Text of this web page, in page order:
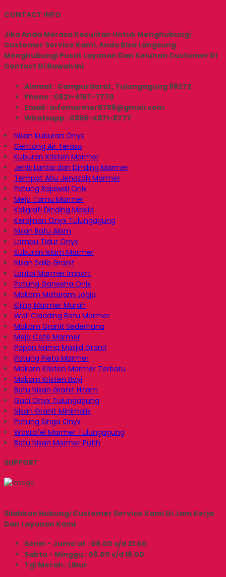
CONTACT INFO
Jika Anda Merasa Kesulitan Untuk Menghubungi
Customer Service Kami, Anda Bisa Langsung
Menghubungi Pusat Layanan Dan Keluhan Customer Di
Contact Di Bawah Ini
Alamat : Campurdarat, Tulungagung 66272
Phone : 0821-4167-7770
Email : infomarmer5758@gmail.com
Whatsapp : 0856-4971-8777
Nisan Kuburan Onyx
Gentong Air Teraso
Kuburan Kristen Marmer
Jenis Lantai dan Dinding Marmer
Tempat Abu Jenazah Marmer
Patung Rajawali Onix
Meja Tamu Marmer
Kaligrafi Dinding Masjid
Kerajinan Onyx Tulungagung
Nisan Batu Alam
Lampu Tidur Onyx
Kuburan Islam Marmer
Nisan Salib Granit
Lantai Marmer Import
Patung Ganesha Onix
Makam Mataram Jogja
Kijing Marmer Murah
Wall Cladding Batu Marmer
Makam Granit Sederhana
Meja Café Marmer
Papan Nama Masjid Granit
Patung Pieta Marmer
Makam Kristen Marmer Terbaru
Makam Kristen Bayi
Batu Nisan Granit Hitam
Guci Onyx Tulungagung
Nisan Granit Minimalis
Patung Singa Onyx
Wastafel Marmer Tulungagung
Batu Nisan Marmer Putih
SUPPORT
Silahkan Hubungi Customer Service Kami Di Jam Kerja
Dan Layanan Kami
Senin - Juma'at : 08.00 s/d 21.00
Sabtu - Minggu : 08.00 s/d 16.00
Tgl Merah : Libur